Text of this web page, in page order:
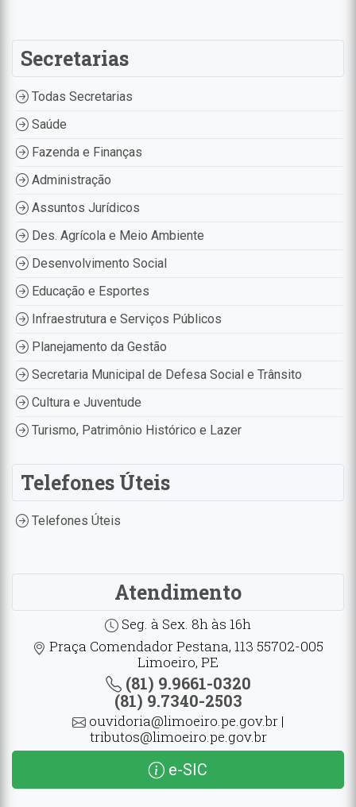
Secretarias
Todas Secretarias
Saúde
Fazenda e Finanças
Administração
Assuntos Jurídicos
Des. Agrícola e Meio Ambiente
Desenvolvimento Social
Educação e Esportes
Infraestrutura e Serviços Públicos
Planejamento da Gestão
Secretaria Municipal de Defesa Social e Trânsito
Cultura e Juventude
Turismo, Patrimônio Histórico e Lazer
Telefones Úteis
Telefones Úteis
Atendimento
Seg. à Sex. 8h às 16h
Praça Comendador Pestana, 113 55702-005
Limoeiro, PE
(81) 9.9661-0320
(81) 9.7340-2503
ouvidoria@limoeiro.pe.gov.br |
tributos@limoeiro.pe.gov.br
e-SIC